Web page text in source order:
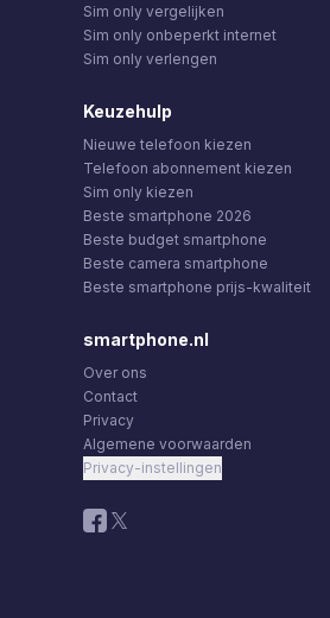
Sim only vergelijken
Sim only onbeperkt internet
Sim only verlengen
Keuzehulp
Nieuwe telefoon kiezen
Telefoon abonnement kiezen
Sim only kiezen
Beste smartphone 2026
Beste budget smartphone
Beste camera smartphone
Beste smartphone prijs-kwaliteit
smartphone.nl
Over ons
Contact
Privacy
Algemene voorwaarden
Privacy-instellingen